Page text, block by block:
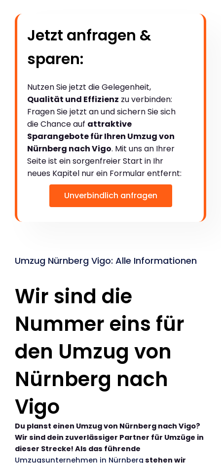
Jetzt anfragen &
sparen:
Nutzen Sie jetzt die Gelegenheit,
Qualität und Effizienz zu verbinden:
Fragen Sie jetzt an und sichern Sie sich
die Chance auf attraktive
Sparangebote für Ihren Umzug von
Nürnberg nach Vigo. Mit uns an Ihrer
Seite ist ein sorgenfreier Start in Ihr
neues Kapitel nur ein Formular entfernt:
Unverbindlich anfragen
Umzug Nürnberg Vigo: Alle Informationen
Wir sind die
Nummer eins für
den Umzug von
Nürnberg nach
Vigo
Du planst einen Umzug von Nürnberg nach Vigo?
Wir sind dein zuverlässiger Partner für Umzüge in
dieser Strecke! Als das führende
Umzugsunternehmen in Nürnberg stehen wir